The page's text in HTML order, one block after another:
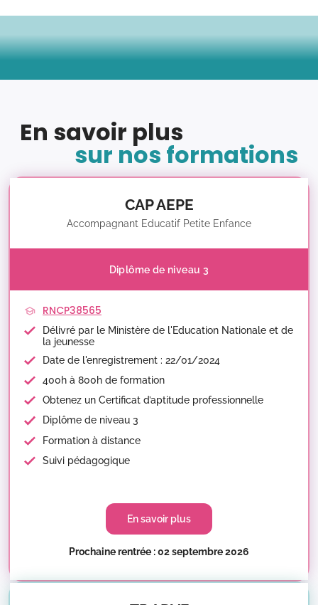
En savoir plus
sur nos formations
CAP AEPE
Accompagnant Educatif Petite Enfance
Diplôme de niveau 3
RNCP38565
Délivré par le Ministère de l'Education Nationale et de
la jeunesse
Date de l'enregistrement : 22/01/2024
400h à 800h de formation
Obtenez un Certificat d’aptitude professionnelle
Diplôme de niveau 3
Formation à distance
Suivi pédagogique
En savoir plus
Prochaine rentrée : 02 septembre 2026